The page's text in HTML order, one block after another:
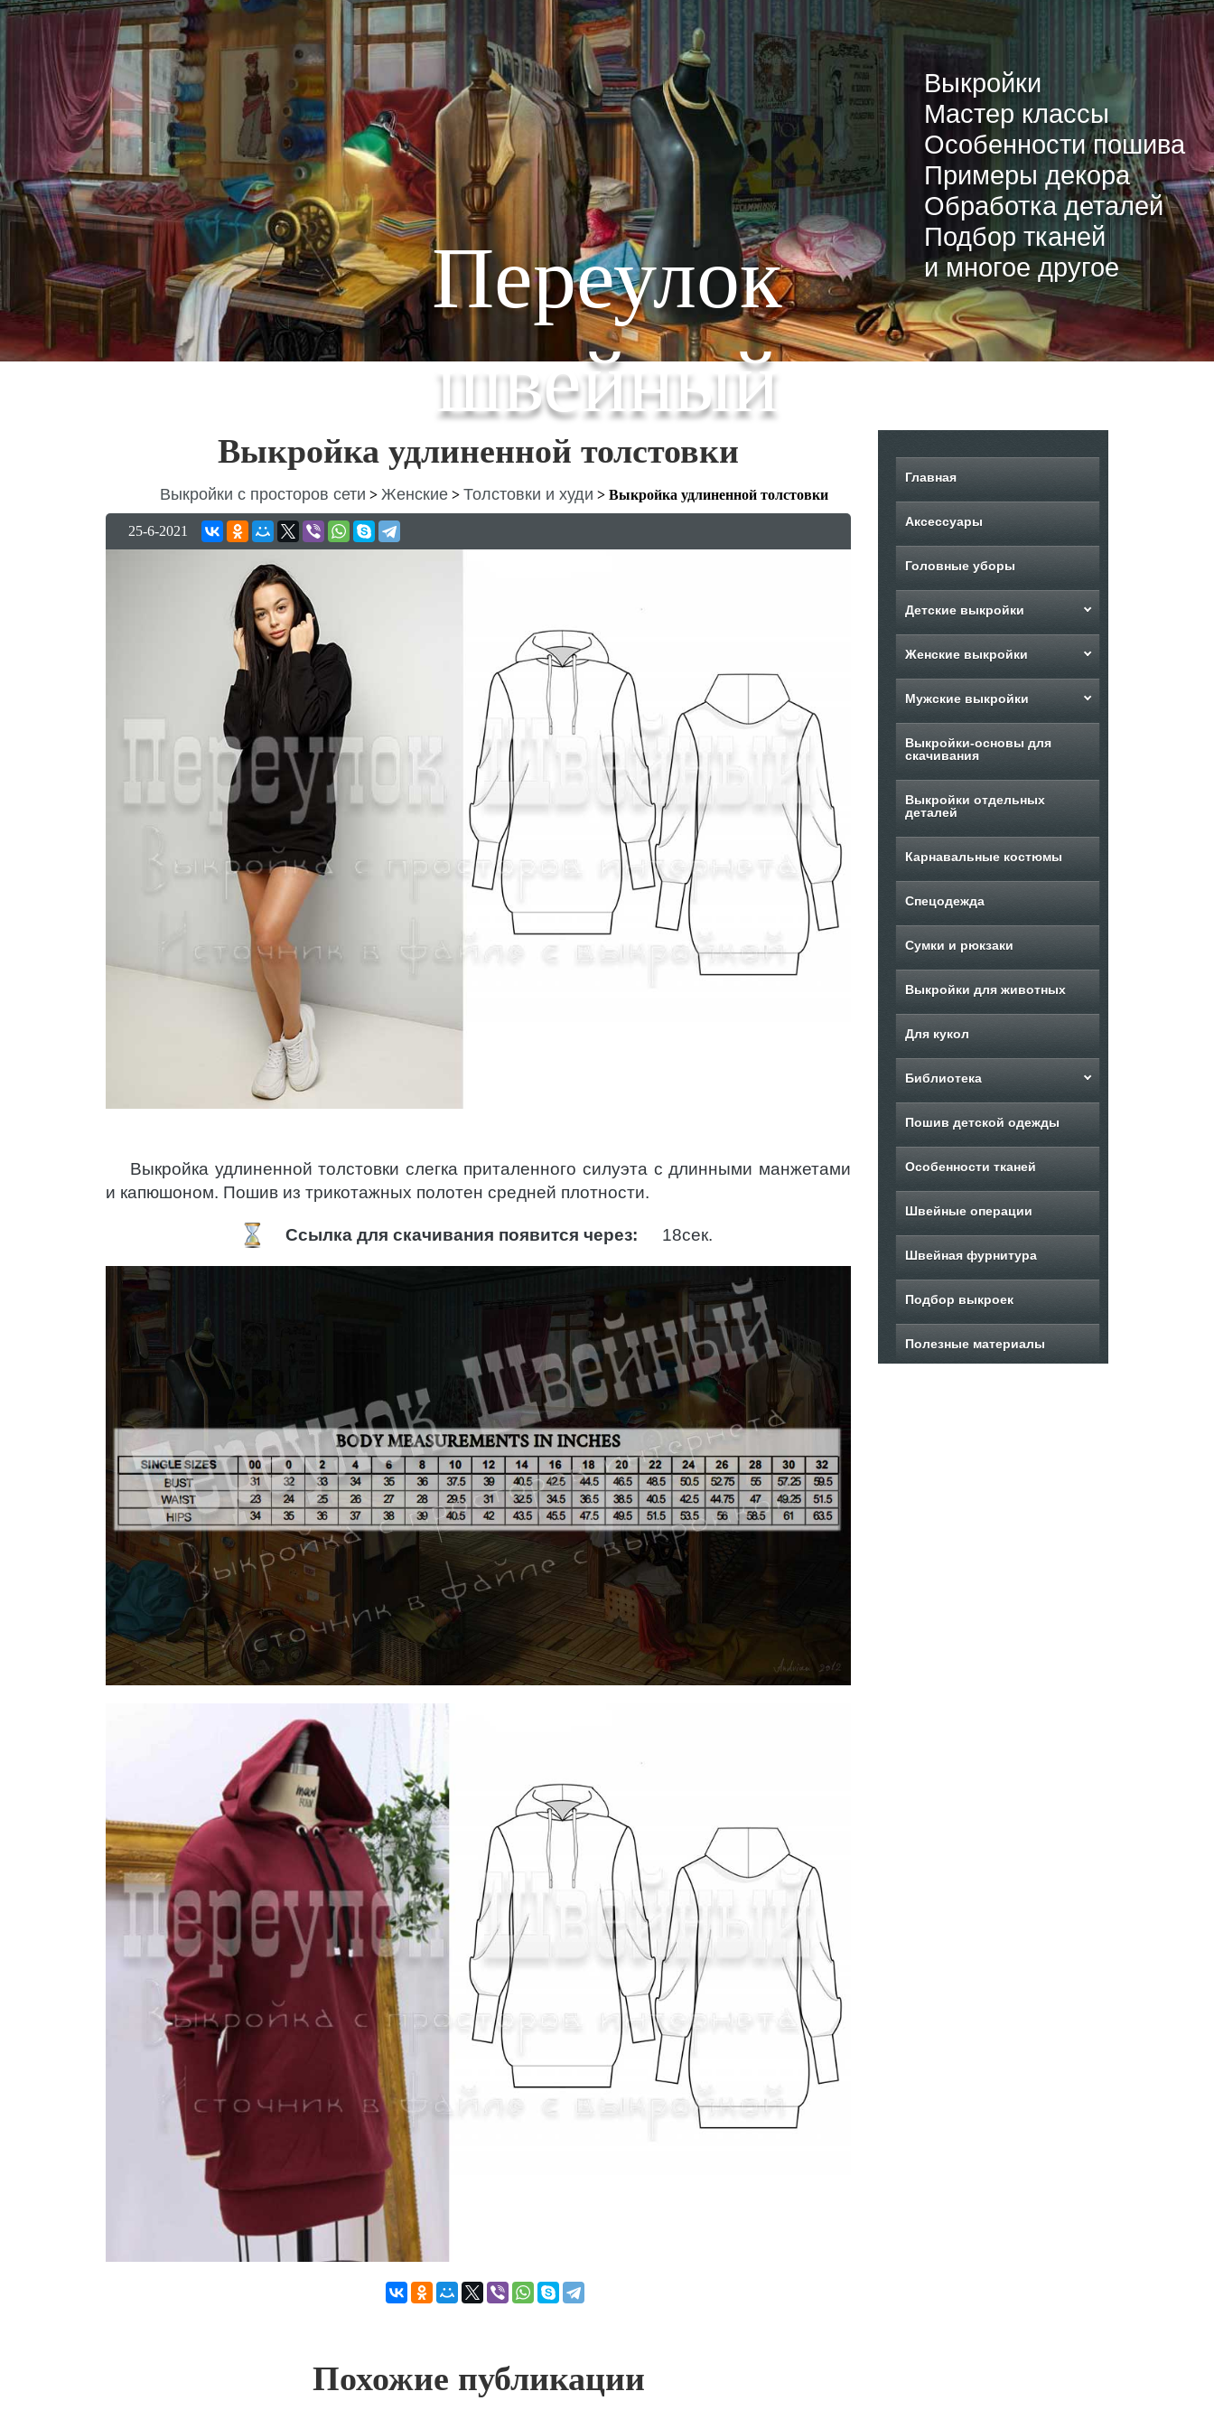
Переулок
швейный
Выкройки
Мастер классы
Особенности пошива
Примеры декора
Обработка деталей
Подбор тканей
и многое другое
Выкройка удлиненной толстовки
Выкройки с просторов сети > Женские > Толстовки и худи > Выкройка удлиненной толстовки
25-6-2021
Выкройка удлиненной толстовки слегка приталенного силуэта с длинными манжетами
и капюшоном. Пошив из трикотажных полотен средней плотности.
Ссылка для скачивания появится через: 17сек.
Похожие публикации
Главная
Аксессуары
Головные уборы
Детские выкройки
Женские выкройки
Мужские выкройки
Выкройки-основы для
скачивания
Выкройки отдельных
деталей
Карнавальные костюмы
Спецодежда
Сумки и рюкзаки
Выкройки для животных
Для кукол
Библиотека
Пошив детской одежды
Особенности тканей
Швейные операции
Швейная фурнитура
Подбор выкроек
Полезные материалы